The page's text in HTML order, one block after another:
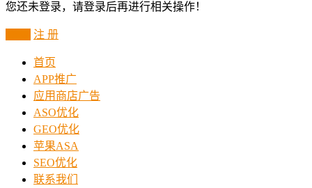
您还未登录，请登录后再进行相关操作！
注 册
首页
APP推广
应用商店广告
ASO优化
GEO优化
苹果ASA
SEO优化
联系我们